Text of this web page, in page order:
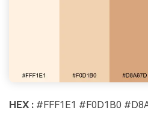
HEX : #FFF1E1 #F0D1B0